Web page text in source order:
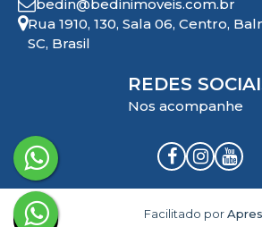
bedin@bedinimoveis.com.br
Rua 1910, 130, Sala 06, Centro,
SC, Brasil
REDES
Nos acompanhe
Facilitado por